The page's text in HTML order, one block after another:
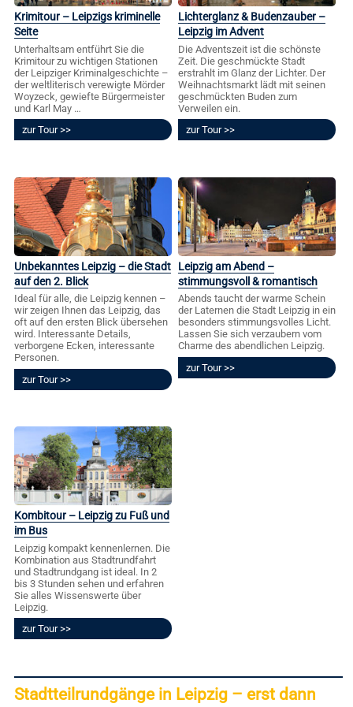
Krimitour – Leipzigs kriminelle
Seite
Unterhaltsam entführt Sie die
Krimitour zu wichtigen Stationen
der Leipziger Kriminalgeschichte –
der weltliterisch verewigte Mörder
Woyzeck, gewiefte Bürgermeister
und Karl May …
zur Tour
Lichterglanz & Budenzauber –
Leipzig im Advent
Die Adventszeit ist die schönste
Zeit. Die geschmückte Stadt
erstrahlt im Glanz der Lichter. Der
Weihnachtsmarkt lädt mit seinen
geschmückten Buden zum
Verweilen ein.
zur Tour
Unbekanntes Leipzig – die Stadt
auf den 2. Blick
Ideal für alle, die Leipzig kennen –
wir zeigen Ihnen das Leipzig, das
oft auf den ersten Blick übersehen
wird. Interessante Details,
verborgene Ecken, interessante
Personen.
zur Tour
Leipzig am Abend –
stimmungsvoll & romantisch
Abends taucht der warme Schein
der Laternen die Stadt Leipzig in ein
besonders stimmungsvolles Licht.
Lassen Sie sich verzaubern vom
Charme des abendlichen Leipzig.
zur Tour
Kombitour – Leipzig zu Fuß und
im Bus
Leipzig kompakt kennenlernen. Die
Kombination aus Stadtrundfahrt
und Stadtrundgang ist ideal. In 2
bis 3 Stunden sehen und erfahren
Sie alles Wissenswerte über
Leipzig.
zur Tour
Stadtteilrundgänge in Leipzig – erst dann